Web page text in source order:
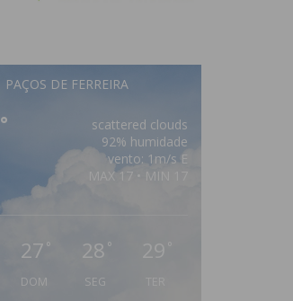
PAÇOS DE FERREIRA
°
scattered clouds
92% humidade
vento: 1m/s E
MAX 17 • MIN 17
27 °
DOM
28 °
SEG
29 °